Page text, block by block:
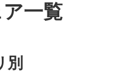
一覧
別